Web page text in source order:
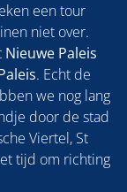
een tour
niet over.
Nieuwe Paleis
. Echt de
we nog lang
door de stad
Viertel, St
tijd om richting